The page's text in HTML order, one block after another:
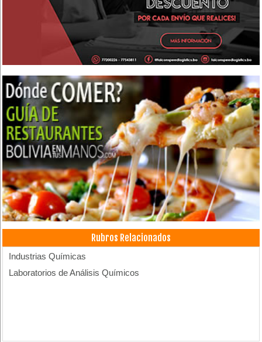
Rubros Relacionados
Industrias Químicas
Laboratorios de Análisis Químicos